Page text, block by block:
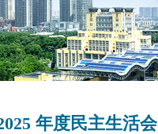
年度民主生活会